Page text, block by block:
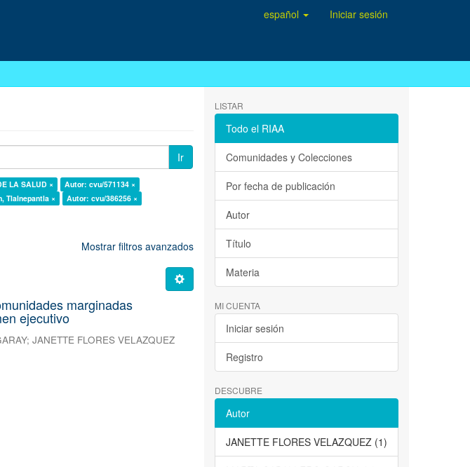
español Iniciar sesión
Ir
LA SALUD ×
Autor: cvu/571134 ×
Tlalnepantla ×
Autor: cvu/386256 ×
Mostrar filtros avanzados
marginadas
ejecutivo
;JANETTE FLORES VELAZQUEZ
LISTAR
Todo el RIAA
Comunidades y Colecciones
Por fecha de publicación
Autor
Título
Materia
MI CUENTA
Iniciar sesión
Registro
DESCUBRE
Autor
JANETTE FLORES VELAZQUEZ (1)